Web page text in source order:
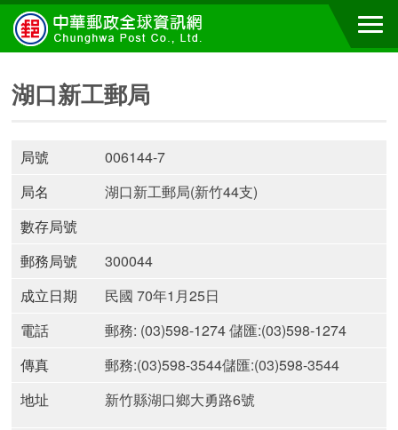
湖口新工郵局
局號
006144-7
局名
湖口新工郵局(新竹44支)
數存局號
郵務局號
300044
成立日期
民國 70年1月25日
電話
郵務: (03)598-1274 儲匯:(03)598-1274
傳真
郵務:(03)598-3544儲匯:(03)598-3544
地址
新竹縣湖口鄉大勇路6號